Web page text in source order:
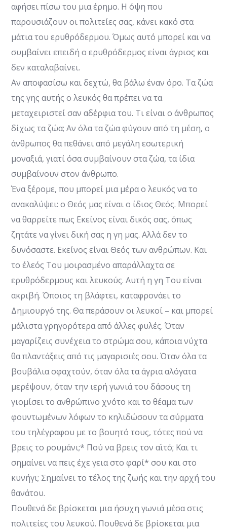
αφήσει πίσω του μια έρημο. Η όψη που
παρουσιάζουν οι πολιτείες σας, κάνει κακό στα
μάτια του ερυθρόδερμου. Όμως αυτό μπορεί και να
συμβαίνει επειδή ο ερυθρόδερμος είναι άγριος και
δεν καταλαβαίνει.
Αν αποφασίσω και δεχτώ, θα βάλω έναν όρο. Τα ζώα
της γης αυτής ο λευκός θα πρέπει να τα
μεταχειριστεί σαν αδέρφια του. Τι είναι ο άνθρωπος
δίχως τα ζώα; Αν όλα τα ζώα φύγουν από τη μέση, ο
άνθρωπος θα πεθάνει από μεγάλη εσωτερική
μοναξιά, γιατί όσα συμβαίνουν στα ζώα, τα ίδια
συμβαίνουν στον άνθρωπο.
Ένα ξέρομε, που μπορεί μια μέρα ο λευκός να το
ανακαλύψει: ο Θεός μας είναι ο ίδιος Θεός. Μπορεί
να θαρρείτε πως Εκείνος είναι δικός σας, όπως
ζητάτε να γίνει δική σας η γη μας. Αλλά δεν το
δυνόσαστε. Εκείνος είναι Θεός των ανθρώπων. Και
το έλεός Του μοιρασμένο απαράλλαχτα σε
ερυθρόδερμους και λευκούς. Αυτή η γη Του είναι
ακριβή. Όποιος τη βλάφτει, καταφρονάει το
Δημιουργό της. Θα περάσουν οι λευκοί – και μπορεί
μάλιστα γρηγορότερα από άλλες φυλές. Όταν
μαγαρίζεις συνέχεια το στρώμα σου, κάποια νύχτα
θα πλαντάξεις από τις μαγαρισιές σου. Όταν όλα τα
βουβάλια σφαχτούν, όταν όλα τα άγρια αλόγατα
μερέψουν, όταν την ιερή γωνιά του δάσους τη
γιομίσει το ανθρώπινο χνότο και το θέαμα των
φουντωμένων λόφων το κηλιδώσουν τα σύρματα
του τηλέγραφου με το βουητό τους, τότες πού να
βρεις το ρουμάνι;* Πού να βρεις τον αϊτό; Και τι
σημαίνει να πεις έχε γεια στο φαρί* σου και στο
κυνήγι; Σημαίνει το τέλος της ζωής και την αρχή του
θανάτου.
Πουθενά δε βρίσκεται μια ήσυχη γωνιά μέσα στις
πολιτείες του λευκού. Πουθενά δε βρίσκεται μια